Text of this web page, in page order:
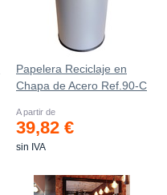
Papelera Reciclaje en
Chapa de Acero Ref.90-C
A partir de
39,82 €
sin IVA